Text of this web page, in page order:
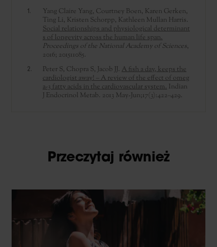
Yang Claire Yang, Courtney Boen, Karen Gerken,
Ting Li, Kristen Schorpp, Kathleen Mullan Harris.
Social relationships and physiological determinant
s of longevity across the human life span.
Proceedings of the National Academy of Sciences,
2016; 201511085.
Peter S, Chopra S, Jacob JJ. A fish a day, keeps the
cardiologist away! – A review of the effect of omeg
a-3 fatty acids in the cardiovascular system. Indian
J Endocrinol Metab. 2013 May-Jun;17(3):422–429.
Przeczytaj również